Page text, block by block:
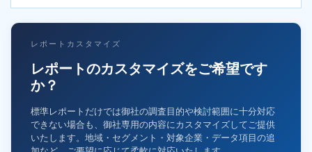
レポートカスタマイズ
レポートのカスタマイズをご希望です
か？
標準レポートだけでは御社の調査目的や検討範囲に十分対応
できない場合も、御社専用の内容にカスタマイズしてご提供
いたします。地域・セグメント・対象企業・データ項目の追